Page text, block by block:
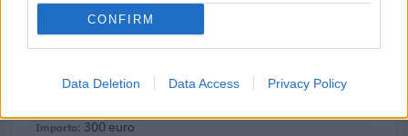
CONFIRM
Data Deletion Data Access Privacy Policy
2023-05-20
for SMEs
300 euro